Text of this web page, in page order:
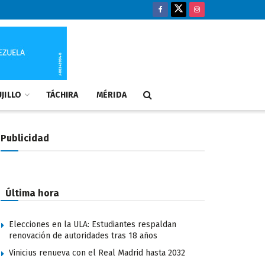
TÁCHIRA MÉRIDA
Publicidad
Última hora
Elecciones en la ULA: Estudiantes respaldan
renovación de autoridades tras 18 años
Vinicius renueva con el Real Madrid hasta 2032